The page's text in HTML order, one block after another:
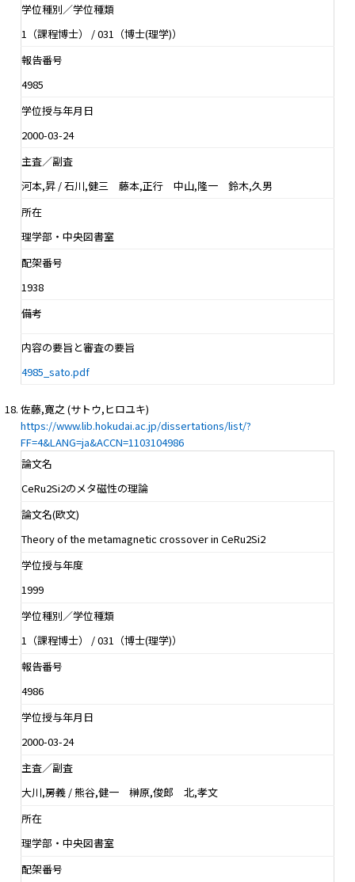
学位種別／学位種類
1（課程博士） / 031（博士(理学)）
報告番号
4985
学位授与年月日
2000-03-24
主査／副査
河本,昇 / 石川,健三 藤本,正行 中山,隆一 鈴木,久男
所在
理学部・中央図書室
配架番号
1938
備考
内容の要旨と審査の要旨
4985_sato.pdf
佐藤,寛之 (サトウ,ヒロユキ)
https://www.lib.hokudai.ac.jp/dissertations/list/?
FF=4&LANG=ja&ACCN=1103104986
論文名
CeRu2Si2のメタ磁性の理論
論文名(欧文)
Theory of the metamagnetic crossover in CeRu2Si2
学位授与年度
1999
学位種別／学位種類
1（課程博士） / 031（博士(理学)）
報告番号
4986
学位授与年月日
2000-03-24
主査／副査
大川,房義 / 熊谷,健一 榊原,俊郎 北,孝文
所在
理学部・中央図書室
配架番号